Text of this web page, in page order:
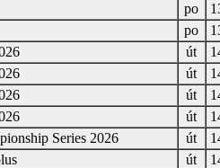
po
po
út
út
út
út
Series 2026
út
út